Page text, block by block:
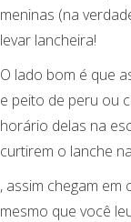
meninas (na
levar lancheira!
O lado bom é que
e peito de peru ou
horário delas na
curtirem o lanche
, assim chegam
mesmo que você